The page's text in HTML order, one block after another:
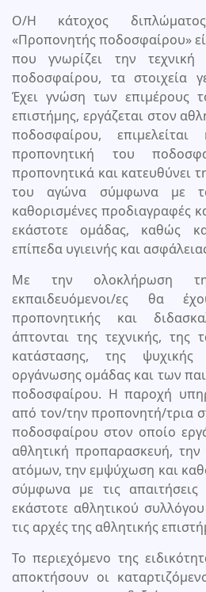
Ο/Η κάτοχος
«Προπονητής ποδοσφαίρου»
που γνωρίζει την
ποδοσφαίρου, τα στοιχεία
Έχει γνώση των επιμέρους
επιστήμης, εργάζεται στον
ποδοσφαίρου,
προπονητική του
προπονητικά και κατευθύνει
του αγώνα σύμφωνα με
καθορισμένες προδιαγραφές
εκάστοτε ομάδας, καθώς
επίπεδα υγιεινής και
Με την ολοκλήρωση
εκπαιδευόμενοι/ες θα
προπονητικής και
άπτονται της τεχνικής, της
κατάστασης, της ψυχικής
οργάνωσης ομάδας και των
ποδοσφαίρου. Η παροχή
από τον/την προπονητή/τρια
ποδοσφαίρου στον οποίο
αθλητική προπαρασκευή,
ατόμων, την εμψύχωση και
σύμφωνα με τις απαιτήσεις
εκάστοτε αθλητικού
τις αρχές της αθλητικής
Το περιεχόμενο της
αποκτήσουν οι